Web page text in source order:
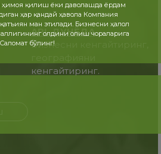
APL ДУНЁДА
Бизнесни кенгайтиринг,
кенгайтиринг.
ҳимоя қилиш ёки даволашда ёрдам
ҳар қандай ҳавола Компания
ман этилади. Бизнесни ҳалол
олдини олиш чораларига
бўлинг!